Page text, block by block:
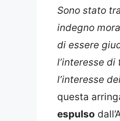
Sono stato
indegno
di essere
l’interesse
l’interesse
questa
espulso